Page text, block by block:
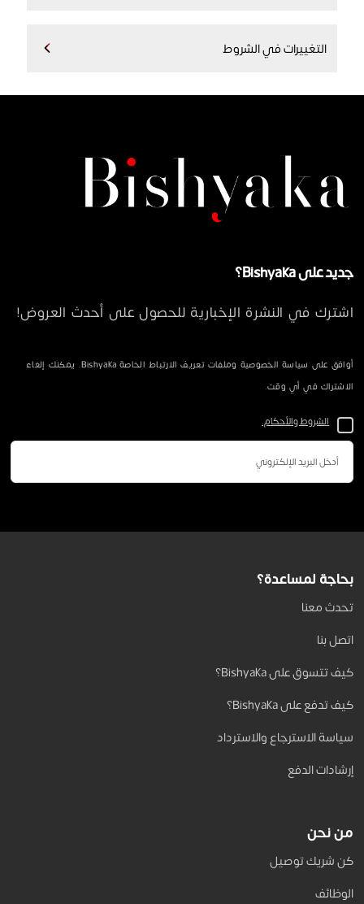
التغييرات في الشروط
جديد على Bishyaka؟
اشترك في النشرة الإخبارية للحصول على أحدث العروض!
أوافق على سياسة الخصوصية وملفات تعريف الارتباط الخاصة Bishyaka. يمكنك إلغاء
الاشتراك في أي وقت.
الشروط والأحكام.
بحاجة لمساعدة؟
تحدث معنا
اتصل بنا
كيف تتسوق على Bishyaka؟
كيف تدفع على Bishyaka؟
سياسة الاسترجاع والاسترداد
إرشادات الدفع
من نحن
كن شريك توصيل
الوظائف